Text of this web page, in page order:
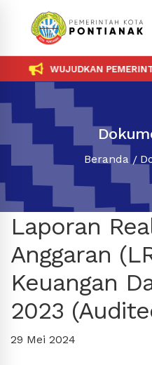
WUJUDKAN
Beranda
Laporan
Anggaran
Keuangan
2023
29 Mei 2024